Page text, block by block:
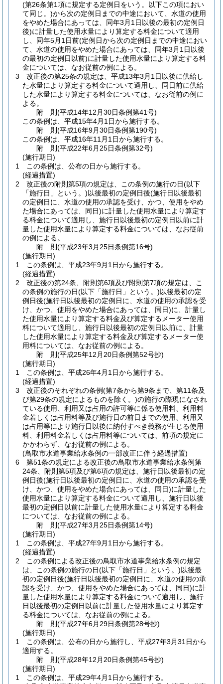
(第26条第1項に規定する定例日をいう。以下この項におい
て同じ。)から次の定例日までの中途において、水道の使用
をやめた場合にあっては、同年3月1日以後の最初の定例日
後)に計量した使用水量により算定する料金について適用
し、同年5月1日前(定例日から次の定例日までの中途におい
て、水道の使用をやめた場合にあっては、同年3月1日以後
の最初の定例日以前)に計量した使用水量により算定する料
金については、なお従前の例による。
3
改正後の第25条の規定は、平成13年3月1日以後に供給し
た水量により算定する料金について適用し、同日前に供給
した水量により算定する料金については、なお従前の例に
よる。
附 則(平成14年12月30日条例第41号)
この条例は、平成15年4月1日から施行する。
附 則(平成16年9月30日条例第190号)
この条例は、平成16年11月1日から施行する。
附 則(平成22年6月25日条例第32号)
(施行期日)
1
この条例は、公布の日から施行する。
(経過措置)
2
改正後の附則第5項の規定は、この条例の施行の日(以下
「施行日」という。)以後最初の定例日後(施行日以後最初
の定例日に、水道の使用の承認を受け、かつ、使用をやめ
た場合にあっては、同日)に計量した使用水量により算定す
る料金について適用し、施行日以後最初の定例日以前に計
量した使用水量により算定する料金については、なお従前
の例による。
附 則(平成23年3月25日条例第16号)
(施行期日)
1
この条例は、平成23年9月1日から施行する。
(経過措置)
2
改正後の第24条、附則第6項及び附則第7項の規定は、こ
の条例の施行の日(以下「施行日」という。)以後最初の定
例日後(施行日以後最初の定例日に、水道の使用の承認を受
け、かつ、使用をやめた場合にあっては、同日)に、計量し
た使用水量により算定する料金及び算定するメーター使用
料について適用し、施行日以後最初の定例日以前に、計量
した使用水量により算定する料金及び算定するメーター使
用料については、なお従前の例による。
附 則(平成25年12月20日条例第52号抄)
(施行期日)
1
この条例は、平成26年4月1日から施行する。
(経過措置)
3
改正後のそれぞれの条例(第7条から第9条まで、第11条及
び第29条の規定によるものを除く。)の施行の際現になされ
ている使用、利用又は占用の許可等に係る使用料、利用料
金若しくは占用料等及び施行日の前日までの使用、利用又
は占用等により施行日以後に納付すべき義務が生じる使用
料、利用料金若しくは占用料等については、前項の規定に
かかわらず、なお従前の例による。
(鳥取市水道事業給水条例の一部改正に伴う経過措置)
6
第51条の規定による改正後の鳥取市水道事業給水条例第
24条、附則第5項及び第6項の規定は、施行日以後最初の定
例日後(施行日以後最初の定例日に、水道の使用の承認を受
け、かつ、使用をやめた場合にあっては、同日)に計量した
使用水量により算定する料金について適用し、施行日以後
最初の定例日以前に計量した使用水量により算定する料金
については、なお従前の例による。
附 則(平成27年3月25日条例第14号)
(施行期日)
1
この条例は、平成27年9月1日から施行する。
(経過措置)
2
この条例による改正後の鳥取市水道事業給水条例の規定
は、この条例の施行の日(以下「施行日」という。)以後最
初の定例日後(施行日以後最初の定例日に、水道の使用の承
認を受け、かつ、使用をやめた場合にあっては、同日)に計
量した使用水量により算定する料金について適用し、施行
日以後最初の定例日以前に計量した使用水量により算定す
る料金については、なお従前の例による。
附 則(平成27年6月29日条例第28号抄)
(施行期日)
1
この条例は、公布の日から施行し、平成27年3月31日から
適用する。
附 則(平成28年12月20日条例第45号抄)
(施行期日)
1
この条例は、平成29年4月1日から施行する。